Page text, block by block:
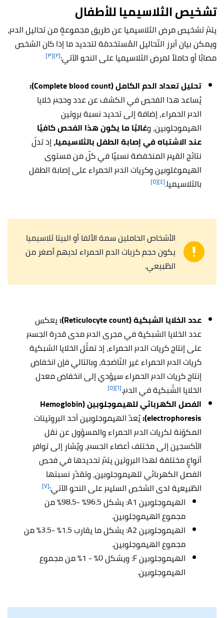
تشخيص الثلاسيميا للأطفال
يتمّ تشخيص مرض الثلاسيميا عن طريق مجموعةٍ من تحاليل الدم،
ويمكن بيان أبرز التّحاليل المُستخدمَة لتحديد ما إذا كان الشخص
مصابًا أو حاملاً لمرض الثلاسيميا على النحو الآتي:[٢] [٣]
تحليل تعداد الدم الكامل (Complete blood count):
يُساعد هذا الفحص في الكشف عن عدد وحجم خلايا
الدم الحمراء، إضافة إلى تحديد نسبة بروتين
الهيموجلوبين، وغالبًا ما يكون هذا الفحص كافيًا
عند الاشتباه في إصابة الطفل بالثلاسيميا،إذ تدلّ
نتائج القيم المنخفضة نسبيًا في كلّ من مستوى
الهيموغلوبين وكريات الدم الحمراء على إصابة الطفل
بالثلاسيميا.[٤] [٥]
الأشخاص الحاملين سمة الألفا أو البيتا ثلاسيميا
يكون حجم كريات الدم الحمراء لديهم أصغر من
الطّبيعي.
عدد الخلايا الشبكية (Reticulocyte count):
يعكس
عدد الخلايا الشبكية في مجرى الدم مدى قدرة الجسم
على إنتاج كريات الدم الحمراء، إذ تمثّل الخلايا الشبكية
كريات الدم الحمراء غير النّاضجة، وبالتالي فإن انخفاض
إنتاج كريات الدم الحمراء سيؤدي إلى انخفاض معدل
الخلايا الشّبكية في الدم.[٦] [٥]
الفصل الكهربائي للهيموجلوبين (Hemoglobin
electrophoresis): يُعدّ الهيموجلوبين أحد البروتينات
المكوّنة لكريات الدم الحمراء والمسؤول عن نقل
الأكسجين إلى مختلف أعضاء الجسم، ويُشار إلى توافر
أنواعٍ مختلفة لهذا البروتين يتمّ تحديدها في فحص
الفصل الكهربائي للهيموجلوبين، وتقدّر نسبتها
الطّبيعية لدى الشخص السليم على النحو الآتي:[٧]
الهيموجلوبين A1: يشكل 96.5% -98.5% من
مجموع الهيموجلوبين.
الهيموجلوبين A2: يشكل ما يقارب 1.5% -3.5% من
مجموع الهيموجلوبين.
الهيموجلوبين F: ويشكل 0% - 1% من مجموع
الهيموجلوبين.